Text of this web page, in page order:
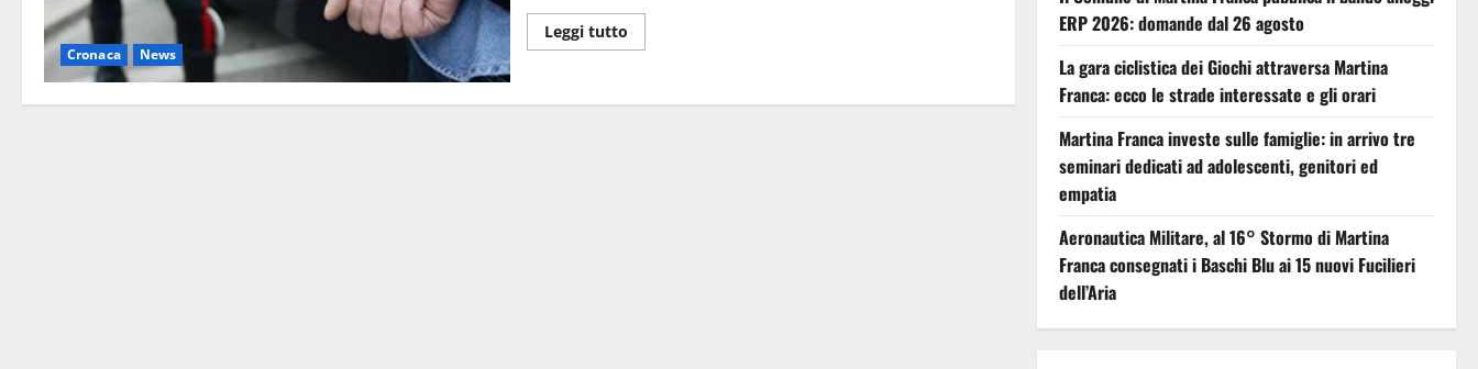
Cronaca News
Leggi tutto
ERP 2026: domande dal 26 agosto
La gara ciclistica dei Giochi attraversa Martina
Franca: ecco le strade interessate e gli orari
Martina Franca investe sulle famiglie: in arrivo tre
seminari dedicati ad adolescenti, genitori ed
empatia
Aeronautica Militare, al 16° Stormo di Martina
Franca consegnati i Baschi Blu ai 15 nuovi Fucilieri
dell’Aria